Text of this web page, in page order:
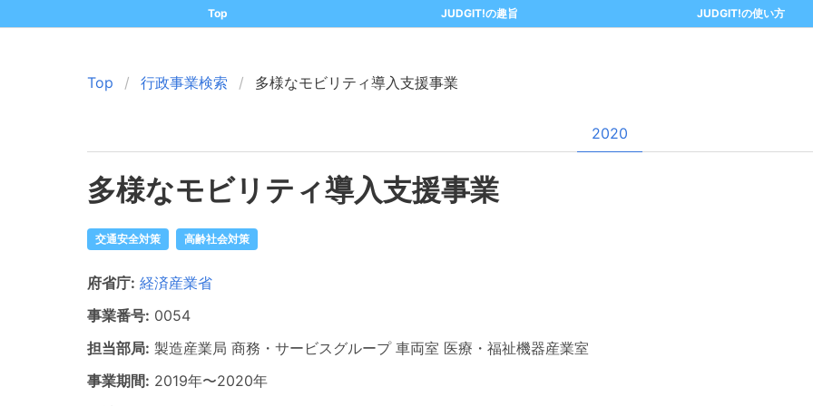
Top JUDGIT!の趣旨 JUDGIT!の使い方
Top 行政事業検索 多様なモビリティ導入支援事業
2020
多様なモビリティ導入支援事業
交通安全対策 高齢社会対策
府省庁: 経済産業省
事業番号: 0054
担当部局: 製造産業局 商務・サービスグループ 車両室 医療・福祉機器産業室
事業期間: 2019年〜2020年